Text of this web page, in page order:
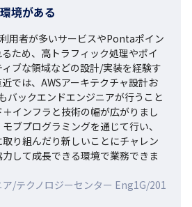
境がある
用者が多いサービスやPontaポイン
ため、高トラフィック処理やポイ
ブな領域などの設計/実装を経験す
では、AWSアーキテクチャ設計お
バックエンドエンジニアが行うこと
インフラと技術の幅が広がりまし
ブプログラミングを通じて行い、
り組んだり新しいことにチャレン
して成長できる環境で業務できま
/テクノロジーセンター Eng1G/201